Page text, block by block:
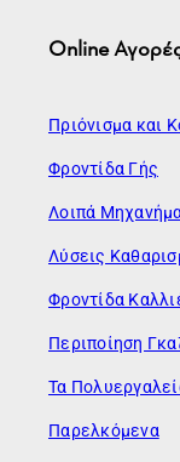
Online
Πριόνισμα και
Φροντίδα Γής
Λοιπά
Λύσεις
Φροντίδα
Περιποίηση
Τα
Παρελκόμενα